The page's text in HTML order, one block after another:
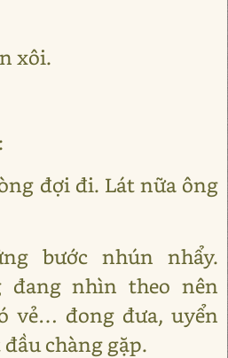
xôi.
đợi đi. Lát nữa ông
bước nhún nhẩy.
đang nhìn theo nên
vẻ… đong đưa, uyển
chàng gặp.